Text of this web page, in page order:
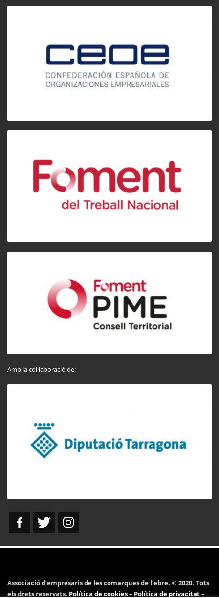
Amb la col·laboració de:
Associació d’empresaris de les comarques de l’ebre. © 2020. Tots
els drets reservats. Política de cookies– Política de privacitat–